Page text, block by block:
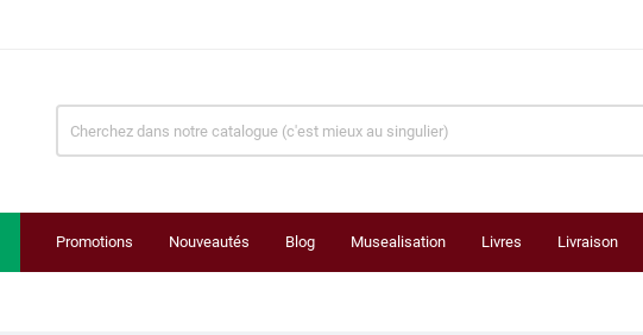
Promotions Nouveautés Blog Musealisation Livres Livraison